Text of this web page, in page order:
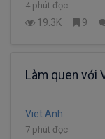
4 phút đọc
19.3K 9
Làm quen với
Viet Anh
7 phút đọc